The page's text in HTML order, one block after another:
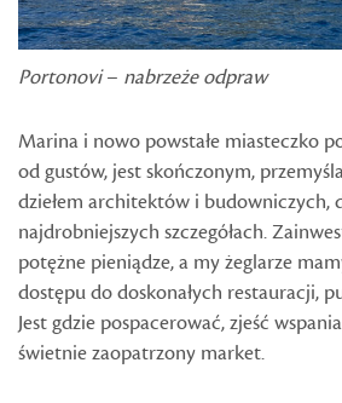
Portonovi– nabrzeże odpraw
Marina i nowo powstałe miasteczko
od gustów, jest skończonym,
dziełem architektów i budowniczych,
najdrobniejszych szczegółach.
potężne pieniądze, a my żeglarze
dostępu do doskonałych restauracji,
Jest gdzie pospacerować, zjeść
świetnie zaopatrzony market.